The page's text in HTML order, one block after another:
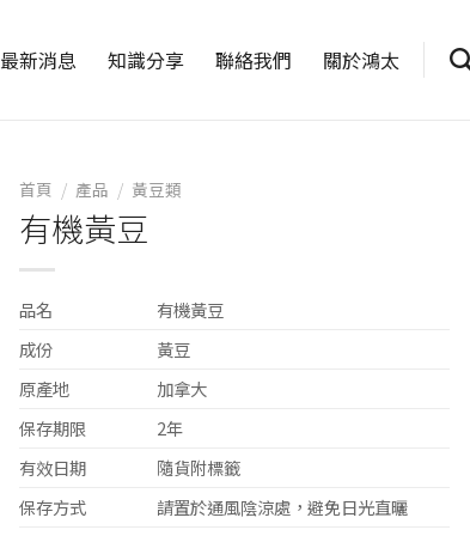
最新消息 知識分享 聯絡我們 關於鴻太
首頁 / 產品 / 黃豆類
有機黃豆
品名
有機黃豆
成份
黃豆
原產地
加拿大
保存期限
2年
有效日期
隨貨附標籤
保存方式
請置於通風陰涼處，避免日光直曬